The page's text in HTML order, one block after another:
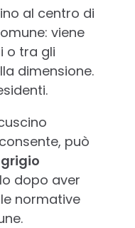
al centro di
viene
o tra gli
dimensione.
può
dopo aver
normative